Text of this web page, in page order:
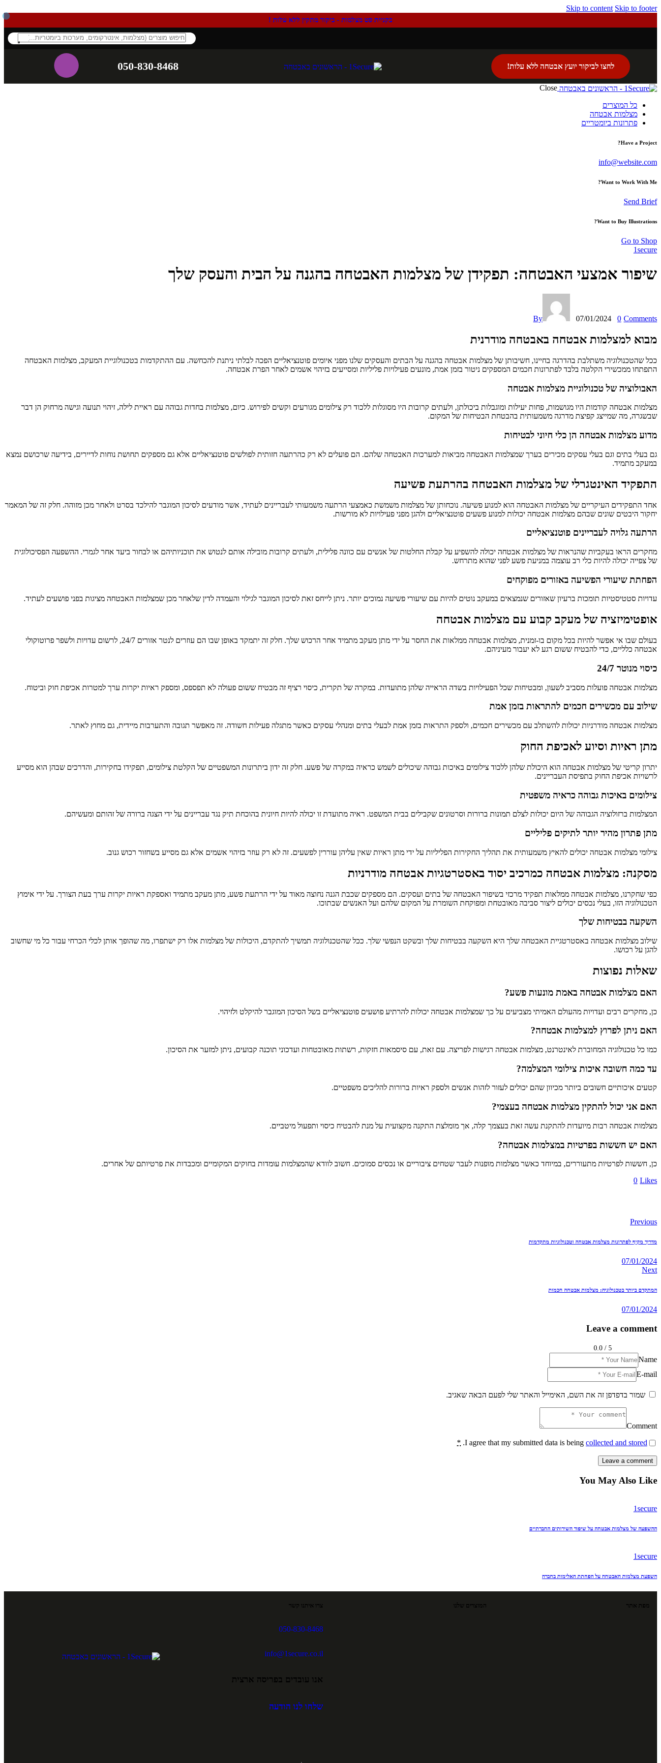
Skip to content Skip to footer
בקניית סט מצלמות - ביקור מתקין ללא עלות !
לחצו לביקור יועץ אבטחה ללא עלות! 050-830-8468
Close
כל המוצרים
מצלמות אבטחה
פתרונות ביומטריים
Have a Project?
info@website.com
Want to Work With Me?
Send Brief
Want to Buy Illustrations?
Go to Shop
1secure
שיפור אמצעי האבטחה: תפקידן של מצלמות האבטחה בהגנה על הבית והעסק שלך
By 07/01/2024 0 Comments
מבוא למצלמות אבטחה באבטחה מודרנית
ככל שהטכנולוגיה משתלבת בהדרגה בחיינו, חשיבותן של מצלמות אבטחה בהגנה על הבתים והעסקים שלנו מפני איומים פוטנציאליים הפכה לבלתי ניתנת להכחשה. עם ההתקדמות בטכנולוגיית המעקב, מצלמות האבטחה
התפתחו ממכשירי הקלטה בלבד לפתרונות חכמים המספקים ניטור בזמן אמת, מונעים פעילויות פליליות ומסייעים בזיהוי אשמים לאחר הפרת אבטחה.
האבולוציה של טכנולוגיית מצלמות אבטחה
מצלמות אבטחה קודמות היו מגושמות, פחות יעילות ומוגבלות ביכולתן, ולעתים קרובות היו מסוגלות ללכוד רק צילומים מגורעים וקשים לפירוש. כיום, מצלמות בחדות גבוהה עם ראיית לילה, זיהוי תנועה וגישה מרחוק הן דבר
שבשגרה, מה שמייצג קפיצת מדרגה משמעותית בהבטחת הבטיחות של המקום.
מדוע מצלמות אבטחה הן כלי חיוני לבטיחות
גם בעלי בתים וגם בעלי עסקים מכירים בערך שמצלמות האבטחה מביאות למערכות האבטחה שלהם. הם פועלים לא רק כהרתעה חזותית לפולשים פוטנציאליים אלא גם מספקים תחושת נוחות לדיירים, בידיעה שרכושם נמצא
במעקב מתמיד.
התפקיד האינטגרלי של מצלמות האבטחה בהרתעת פשיעה
אחד התפקידים העיקריים של מצלמות האבטחה הוא למנוע פשיעה. נוכחותן של מצלמות משמשת כאמצעי הרתעה משמעותי לעבריינים לעתיד, אשר מודעים לסיכון המוגבר להילכד בסרט ולאחר מכן מזוהה. חלק זה של המאמר
יחקור היבטים שונים שבהם מצלמות אבטחה יכולות למנוע פשעים פוטנציאליים ולהגן מפני פעילויות לא מורשות.
הרתעה גלויה לעבריינים פוטנציאליים
מחקרים הראו בעקביות שהנראות של מצלמות אבטחה יכולה להשפיע על קבלת החלטות של אנשים עם כוונה פלילית, ולעתים קרובות מובילה אותם לנטוש את תוכניותיהם או לבחור ביעד אחר לגמרי. ההשפעה הפסיכולוגית
של צפייה יכולה להיות כלי רב עוצמה במניעת פשע לפני שהוא מתרחש.
הפחתת שיעורי הפשיעה באזורים מפוקחים
עדויות סטטיסטיות תומכות ברעיון שאזורים שנמצאים במעקב נוטים להיות עם שיעורי פשיעה נמוכים יותר. ניתן לייחס זאת לסיכון המוגבר לגילוי והעמדה לדין שלאחר מכן שמצלמות האבטחה מציגות בפני פושעים לעתיד.
אופטימיזציה של מעקב קבוע עם מצלמות אבטחה
בעולם שבו אי אפשר להיות בכל מקום בו-זמנית, מצלמות אבטחה ממלאות את החסר על ידי מתן מעקב מתמיד אחר הרכוש שלך. חלק זה יתמקד באופן שבו הם עוזרים לנטר אזורים 24/7, לרשום עדויות ולשפר פרוטוקולי
אבטחה כלליים, כדי להבטיח ששום רגע לא יעבור מעיניהם.
כיסוי מנוטר 24/7
מצלמות אבטחה פועלות מסביב לשעון, ומבטיחות שכל הפעילויות בשדה הראייה שלהן מתועדות. במקרה של תקרית, כיסוי רציף זה מבטיח ששום פעולה לא תפספס, ומספק ראיות יקרות ערך למטרות אכיפת חוק וביטוח.
שילוב עם מכשירים חכמים להתראות בזמן אמת
מצלמות אבטחה מודרניות יכולות להשתלב עם מכשירים חכמים, ולספק התראות בזמן אמת לבעלי בתים ומנהלי עסקים כאשר מתגלה פעילות חשודה. זה מאפשר תגובה והתערבות מיידית, גם מחוץ לאתר.
מתן ראיות וסיוע לאכיפת החוק
יתרון קריטי של מצלמות אבטחה הוא היכולת שלהן ללכוד צילומים באיכות גבוהה שיכולים לשמש כראיה במקרה של פשע. חלק זה ידון ביתרונות המשפטיים של הקלטת צילומים, תפקידו בחקירות, והדרכים שבהן הוא מסייע
לרשויות אכיפת החוק בתפיסת העבריינים.
צילומים באיכות גבוהה כראיה משפטית
המצלמות ברזולוציה הגבוהה של היום יכולות לצלם תמונות ברורות וסרטונים שקבילים בבית המשפט. ראיה מתועדת זו יכולה להיות חיונית בהוכחת תיק נגד עבריינים על ידי הצגה ברורה של זהותם ומעשיהם.
מתן פתרון מהיר יותר לתיקים פליליים
צילומי מצלמות אבטחה יכולים להאיץ משמעותית את תהליך החקירות הפליליות על ידי מתן ראיות שאין עליהן עוררין לפשעים. זה לא רק עוזר בזיהוי אשמים אלא גם מסייע בשחזור רכוש גנוב.
מסקנה: מצלמות אבטחה כמרכיב יסוד באסטרטגיות אבטחה מודרניות
כפי שחקרנו, מצלמות אבטחה ממלאות תפקיד מרכזי בשיפור האבטחה של בתים ועסקים. הם מספקים שכבת הגנה נחוצה מאוד על ידי הרתעת פשע, מתן מעקב מתמיד ואספקת ראיות יקרות ערך בעת הצורך. על ידי אימוץ
הטכנולוגיה הזו, בעלי נכסים יכולים ליצור סביבה מאובטחת ומפוקחת השומרת על המקום שלהם ועל האנשים שבתוכו.
השקעה בבטיחות שלך
שילוב מצלמות אבטחה באסטרטגיית האבטחה שלך היא השקעה בבטיחות שלך ובשקט הנפשי שלך. ככל שהטכנולוגיה תמשיך להתקדם, היכולות של מצלמות אלו רק ישתפרו, מה שהופך אותן לכלי הכרחי עבור כל מי שחשוב
להגן על רכושו.
שאלות נפוצות
האם מצלמות אבטחה באמת מונעות פשע?
כן, מחקרים רבים ועדויות מהעולם האמיתי מצביעים על כך שמצלמות אבטחה יכולות להרתיע פושעים פוטנציאליים בשל הסיכון המוגבר להיקלט ולזיהוי.
האם ניתן לפרוץ למצלמות אבטחה?
כמו כל טכנולוגיה המחוברת לאינטרנט, מצלמות אבטחה רגישות לפריצה. עם זאת, עם סיסמאות חזקות, רשתות מאובטחות ועדכוני תוכנה קבועים, ניתן למזער את הסיכון.
עד כמה חשובה איכות צילומי המצלמה?
קטעים איכותיים חשובים ביותר מכיוון שהם יכולים לעזור לזהות אנשים ולספק ראיות ברורות להליכים משפטיים.
האם אני יכול להתקין מצלמות אבטחה בעצמי?
מצלמות אבטחה רבות מיועדות להתקנת עשה זאת בעצמך קלה, אך מומלצת התקנה מקצועית על מנת להבטיח כיסוי ותפעול מיטביים.
האם יש חששות בפרטיות במצלמות אבטחה?
כן, חששות לפרטיות מתעוררים, במיוחד כאשר מצלמות מופנות לעבר שטחים ציבוריים או נכסים סמוכים. חשוב לוודא שהמצלמות עומדות בחוקים המקומיים ומכבדות את פרטיותם של אחרים.
0 Likes
Previous
מדריך מקיף לפתרונות מצלמות אבטחה וטכנולוגיות מתקדמות
07/01/2024
Next
המתקדם ביותר בטכנולוגיה: מצלמות אבטחה חכמות
07/01/2024
Leave a comment
0.0 / 5
Name
E-mail
שמור בדפדפן זה את השם, האימייל והאתר שלי לפעם הבאה שאגיב.
Comment
I agree that my submitted data is being collected and stored
.
*
You May Also Like
1secure
ההשפעה של מצלמות אבטחה על שיפור השירותים החברתיים
1secure
השפעת מצלמות האבטחה על הפחתת האלימות בחברה
מפת אתר המוצרים שלנו צרו איתנו קשר
050-830-8468
info@1secure.co.il
אנו עובדים בפריסה ארצית
שלחו לנו הודעה